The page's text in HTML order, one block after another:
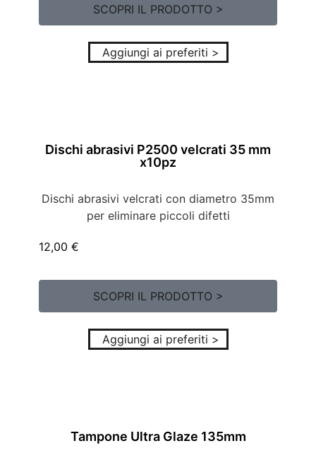
SCOPRI IL PRODOTTO >
Aggiungi ai preferiti >
Dischi abrasivi P2500 velcrati 35 mm
x10pz
Dischi abrasivi velcrati con diametro 35mm
per eliminare piccoli difetti
12,00 €
SCOPRI IL PRODOTTO >
Aggiungi ai preferiti >
Tampone Ultra Glaze 135mm